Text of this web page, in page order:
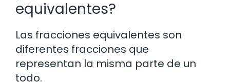
equivalentes?
Las fracciones equivalentes son
diferentes fracciones que
representan la misma parte de un
todo.